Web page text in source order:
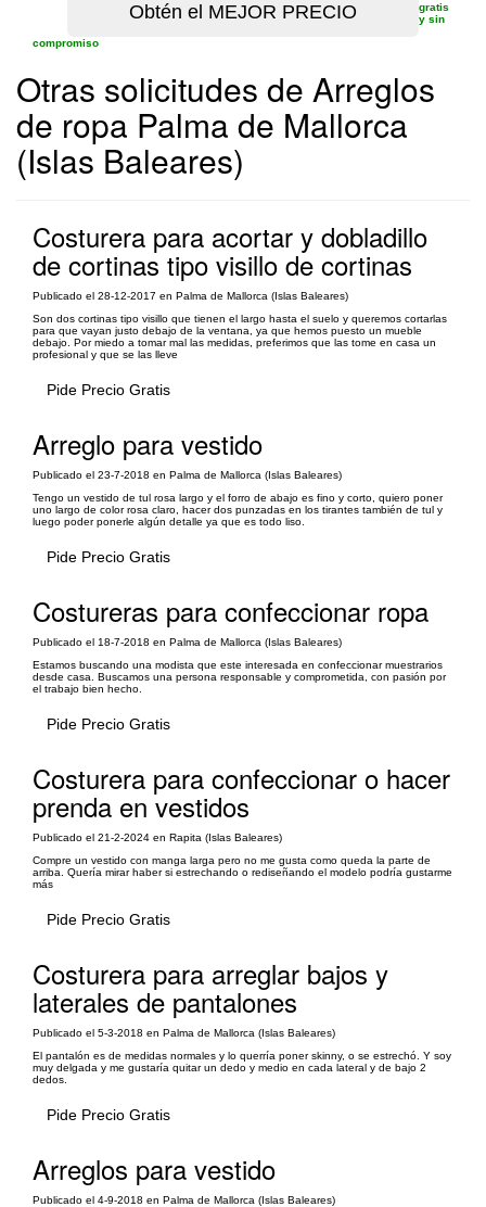
gratis
y sin
compromiso
Otras solicitudes de Arreglos
de ropa Palma de Mallorca
(Islas Baleares)
Costurera para acortar y dobladillo
de cortinas tipo visillo de cortinas
Publicado el 28-12-2017 en Palma de Mallorca (Islas Baleares)
Son dos cortinas tipo visillo que tienen el largo hasta el suelo y queremos cortarlas
para que vayan justo debajo de la ventana, ya que hemos puesto un mueble
debajo. Por miedo a tomar mal las medidas, preferimos que las tome en casa un
profesional y que se las lleve
Pide Precio Gratis
Arreglo para vestido
Publicado el 23-7-2018 en Palma de Mallorca (Islas Baleares)
Tengo un vestido de tul rosa largo y el forro de abajo es fino y corto, quiero poner
uno largo de color rosa claro, hacer dos punzadas en los tirantes también de tul y
luego poder ponerle algún detalle ya que es todo liso.
Pide Precio Gratis
Costureras para confeccionar ropa
Publicado el 18-7-2018 en Palma de Mallorca (Islas Baleares)
Estamos buscando una modista que este interesada en confeccionar muestrarios
desde casa. Buscamos una persona responsable y comprometida, con pasión por
el trabajo bien hecho.
Pide Precio Gratis
Costurera para confeccionar o hacer
prenda en vestidos
Publicado el 21-2-2024 en Rapita (Islas Baleares)
Compre un vestido con manga larga pero no me gusta como queda la parte de
arriba. Quería mirar haber si estrechando o rediseñando el modelo podría gustarme
más
Pide Precio Gratis
Costurera para arreglar bajos y
laterales de pantalones
Publicado el 5-3-2018 en Palma de Mallorca (Islas Baleares)
El pantalón es de medidas normales y lo querría poner skinny, o se estrechó. Y soy
muy delgada y me gustaría quitar un dedo y medio en cada lateral y de bajo 2
dedos.
Pide Precio Gratis
Arreglos para vestido
Publicado el 4-9-2018 en Palma de Mallorca (Islas Baleares)